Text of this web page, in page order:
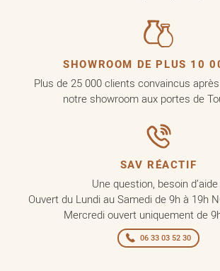
SHOWROOM DE PLUS 10
Plus de 25 000 clients convaincus
notre showroom aux portes de
SAV RÉACTIF
Une question, besoin d’aide
Ouvert du Lundi au Samedi de 9h à 19h
Mercredi ouvert uniquement de
06 33 03 52 30